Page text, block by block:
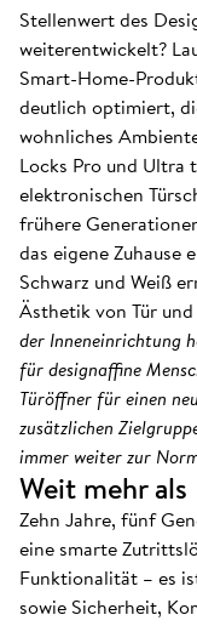
Stellenwert des
weiterentwickelt?
Smart-Home-
deutlich optimiert,
wohnliches
Locks Pro und Ultra
elektronischen
frühere
das eigene Zuhause
Schwarz und Weiß
Ästhetik von Tür
der Inneneinrichtung
für designaffine
Türöffner für einen
zusätzlichen
immer weiter zur
Weit mehr
Zehn Jahre, fünf
eine smarte
Funktionalität – es
sowie Sicherheit,